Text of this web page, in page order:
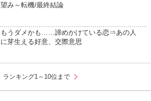
望み～転機/最終結論
もうダメかも……諦めかけている恋⇒あの人
に芽生える好意、交際意思
ランキング1～10位まで chevron_right